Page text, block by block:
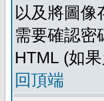
以及將圖
需要確認密
HTML (如
回頂端